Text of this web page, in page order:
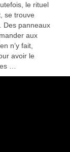
le rituel
se trouve
Des panneaux
aux
n’y fait,
avoir le
…